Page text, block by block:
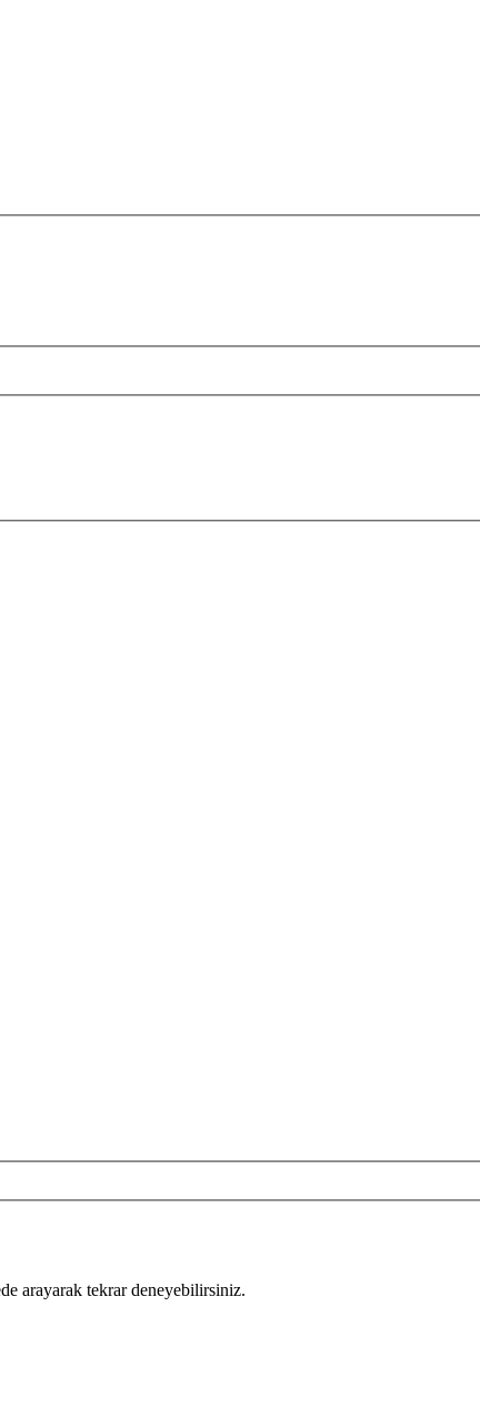
arayarak tekrar deneyebilirsiniz.